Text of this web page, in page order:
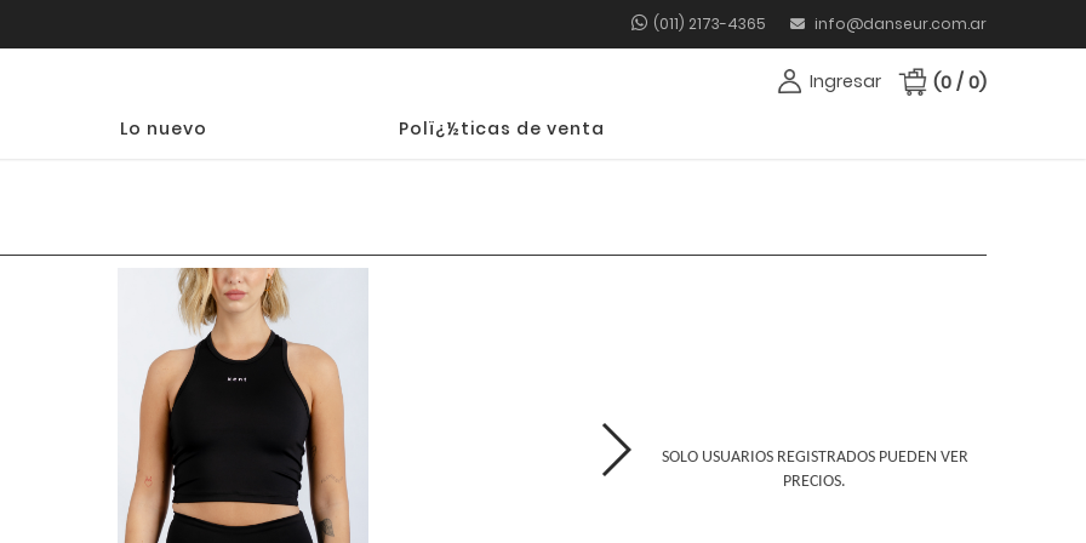
(011) 2173-4365 info@danseur.com.ar
Ingresar (0 / 0)
Lo nuevo Polï¿½ticas de venta
SOLO USUARIOS REGISTRADOS PUEDEN VER
PRECIOS.